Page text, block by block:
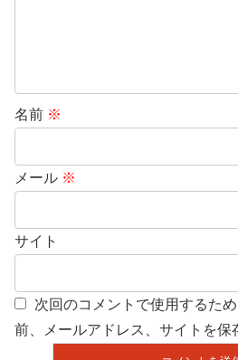
名前 ※
メール ※
サイト
次回のコメントで使用するた
前、メールアドレス、サイトを保